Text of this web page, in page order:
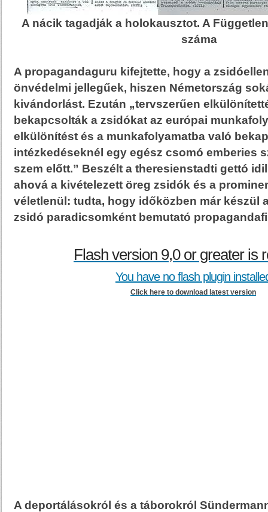
A nácik tagadják a holokausztot. A
száma
A propagandaguru kifejtette, hogy a
önvédelmi jellegűek, hiszen Németország
kivándorlást. Ezután „tervszerűen
bekapcsolták a zsidókat az európai
elkülönítést és a munkafolyamatba való
intézkedéseknél egy egész csomó emberies
szem előtt.” Beszélt a theresienstadti gettó
ahová a kivételezett öreg zsidók és a
véletlenül: tudta, hogy időközben már készül
zsidó paradicsomként bemutató
Flash version 9,0 or greater is
You have no flash plugin
Click here to download latest version
A deportálásokról és a táborokról